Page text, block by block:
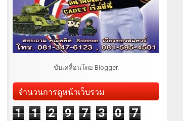
ขับเคลื่อนโดย Blogger.
จำนวนการดูหน้าเว็บรวม
1 1 2 9 7 3 0 7